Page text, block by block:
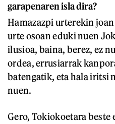
garapenaren isla dira?
Hamazazpi urterekin
urte osoan eduki nuen
ilusioa, baina, berez, ez
ordea, errusiarrak
batengatik, eta hala iritsi
nuen.
Gero, Tokiokoetara